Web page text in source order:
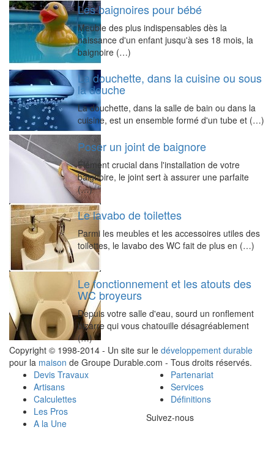
Les baignoires pour bébé
Meuble des plus indispensables dès la
naissance d'un enfant jusqu'à ses 18 mois, la
baignoire (…)
La douchette, dans la cuisine ou sous
la douche
La douchette, dans la salle de bain ou dans la
cuisine, est un ensemble formé d'un tube et (…)
Poser un joint de baignore
Élément crucial dans l'installation de votre
baignoire, le joint sert à assurer une parfaite
(…)
Le lavabo de toilettes
Parmi les meubles et les accessoires utiles des
toilettes, le lavabo des WC fait de plus en (…)
Le fonctionnement et les atouts des
WC broyeurs
Depuis votre salle d'eau, sourd un ronflement
bizarre qui vous chatouille désagréablement
(…)
Copyright © 1998-2014 - Un site sur le développement durable
pour la maison de Groupe Durable.com - Tous droits réservés.
Devis Travaux
Artisans
Calculettes
Les Pros
A la Une
Partenariat
Services
Définitions
Suivez-nous